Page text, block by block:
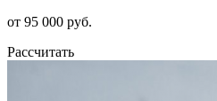
от 95 000 руб.
Рассчитать